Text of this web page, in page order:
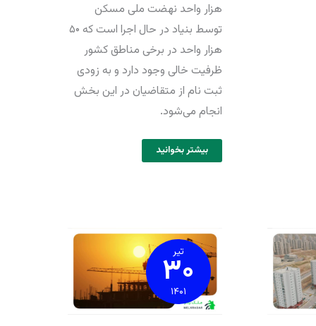
هزار واحد نهضت ملی مسکن
توسط بنیاد در حال اجرا است که ۵۰
هزار واحد در برخی مناطق کشور
ظرفیت خالی وجود دارد و به زودی
ثبت نام از متقاضیان در این بخش
انجام می‌شود.
بیشتر بخوانید
تیر
۳۰
۱۴۰۱
ثبت
نام
نهضت
ملی
مسکن
تکمیل
ظرفیت
ادامه
دارد